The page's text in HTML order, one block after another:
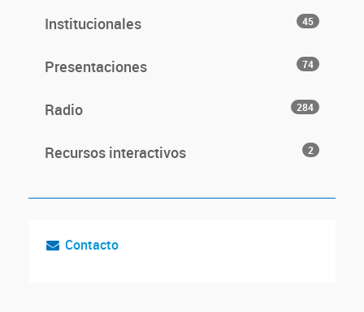
Institucionales 45
Presentaciones 74
Radio 284
Recursos interactivos 2
Contacto